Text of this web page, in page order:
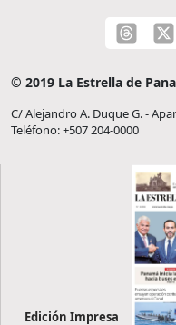
© 2019 La Estrella de
C/ Alejandro A. Duque G. -
Teléfono: +507 204-0000
Edición Impresa